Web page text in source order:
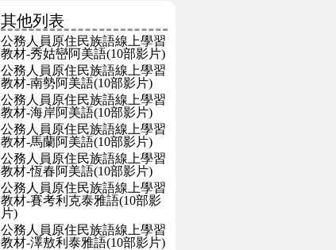
其他列表
公務人員原住民族語線上學習
教材-秀姑巒阿美語(10部影片)
公務人員原住民族語線上學習
教材-南勢阿美語(10部影片)
公務人員原住民族語線上學習
教材-海岸阿美語(10部影片)
公務人員原住民族語線上學習
教材-馬蘭阿美語(10部影片)
公務人員原住民族語線上學習
教材-恆春阿美語(10部影片)
公務人員原住民族語線上學習
教材-賽考利克泰雅語(10部影
片)
公務人員原住民族語線上學習
教材-澤敖利泰雅語(10部影片)